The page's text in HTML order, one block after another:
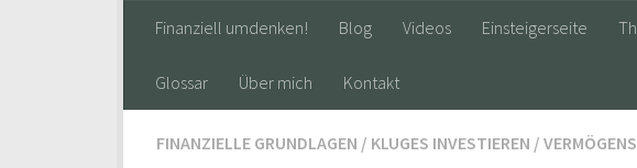
Finanziell umdenken! Blog Videos Einsteigerseite
Glossar Über mich Kontakt
FINANZIELLE GRUNDLAGEN / KLUGES INVESTIEREN /